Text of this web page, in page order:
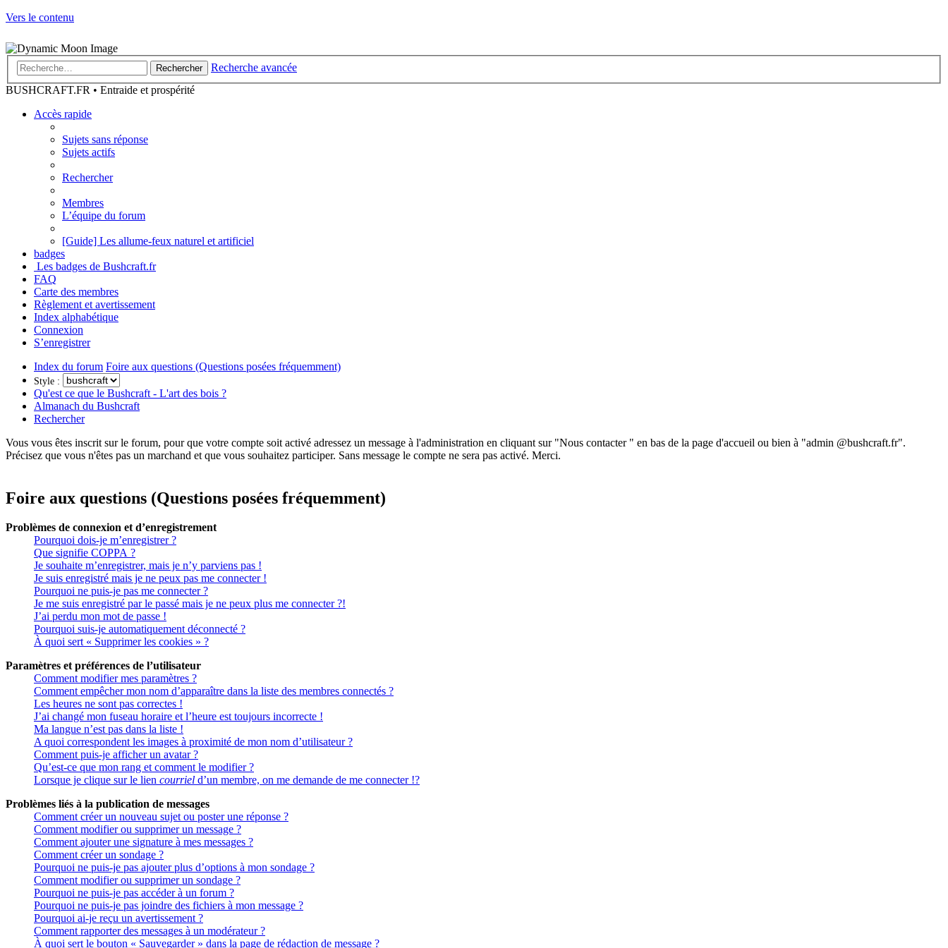
Vers le contenu
Rechercher
Recherche avancée
BUSHCRAFT.FR • Entraide et prospérité
Accès rapide
Sujets sans réponse
Sujets actifs
Rechercher
Membres
L’équipe du forum
[Guide] Les allume-feux naturel et artificiel
badges
Les badges de Bushcraft.fr
FAQ
Carte des membres
Règlement et avertissement
Index alphabétique
Connexion
S’enregistrer
Index du forum Foire aux questions (Questions posées fréquemment)
Style :
Qu'est ce que le Bushcraft - L'art des bois ?
Almanach du Bushcraft
Rechercher
Vous vous êtes inscrit sur le forum, pour que votre compte soit activé adressez un message à l'administration en cliquant sur "Nous contacter " en bas de la page d'accueil ou bien à "admin @bushcraft.fr".
Précisez que vous n'êtes pas un marchand et que vous souhaitez participer. Sans message le compte ne sera pas activé. Merci.
Foire aux questions (Questions posées fréquemment)
Problèmes de connexion et d’enregistrement
Pourquoi dois-je m’enregistrer ?
Que signifie COPPA ?
Je souhaite m’enregistrer, mais je n’y parviens pas !
Je suis enregistré mais je ne peux pas me connecter !
Pourquoi ne puis-je pas me connecter ?
Je me suis enregistré par le passé mais je ne peux plus me connecter ?!
J’ai perdu mon mot de passe !
Pourquoi suis-je automatiquement déconnecté ?
À quoi sert « Supprimer les cookies » ?
Paramètres et préférences de l’utilisateur
Comment modifier mes paramètres ?
Comment empêcher mon nom d’apparaître dans la liste des membres connectés ?
Les heures ne sont pas correctes !
J’ai changé mon fuseau horaire et l’heure est toujours incorrecte !
Ma langue n’est pas dans la liste !
A quoi correspondent les images à proximité de mon nom d’utilisateur ?
Comment puis-je afficher un avatar ?
Qu’est-ce que mon rang et comment le modifier ?
Lorsque je clique sur le lien courriel d’un membre, on me demande de me connecter !?
Problèmes liés à la publication de messages
Comment créer un nouveau sujet ou poster une réponse ?
Comment modifier ou supprimer un message ?
Comment ajouter une signature à mes messages ?
Comment créer un sondage ?
Pourquoi ne puis-je pas ajouter plus d’options à mon sondage ?
Comment modifier ou supprimer un sondage ?
Pourquoi ne puis-je pas accéder à un forum ?
Pourquoi ne puis-je pas joindre des fichiers à mon message ?
Pourquoi ai-je reçu un avertissement ?
Comment rapporter des messages à un modérateur ?
À quoi sert le bouton « Sauvegarder » dans la page de rédaction de message ?